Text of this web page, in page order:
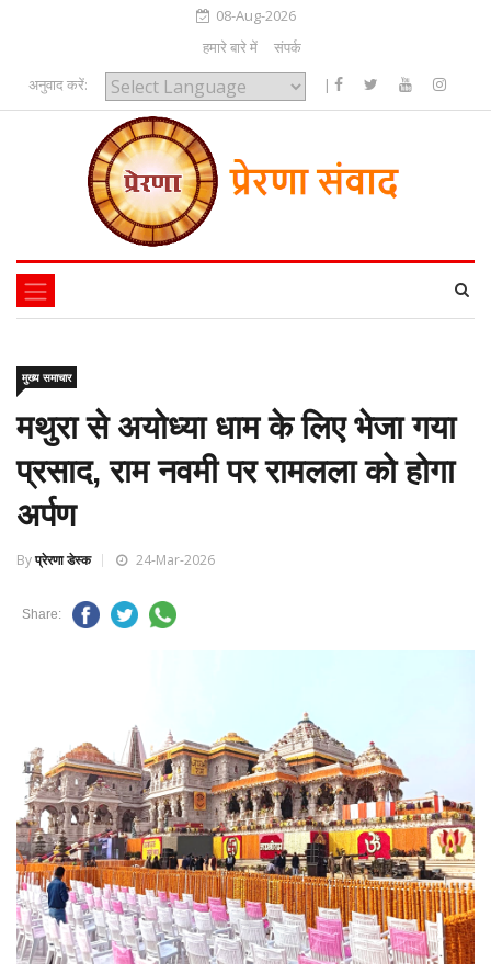
08-Aug-2026
हमारे बारे में
संपर्क
अनुवाद करें:
Powered by
|
मुख्य समाचार
मथुरा से अयोध्या धाम के लिए भेजा गया
प्रसाद, राम नवमी पर रामलला को होगा
अर्पण
Byप्रेरणा डेस्क 24-Mar-2026
Share: